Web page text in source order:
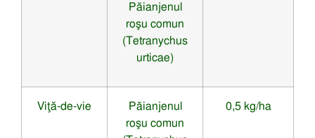
Păianjenul
roşu comun
(Tetranychus
urticae)
Viţă-de-vie
Păianjenul
roşu comun
0,5 kg/ha